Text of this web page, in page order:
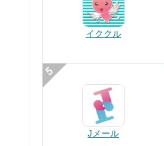
イククル
Jメール